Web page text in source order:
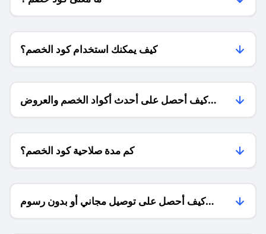
كيف يمكنك استخدام كود الخصم؟
كيف أحصل على أحدث أكواد الخصم والعروض
للمتاجر؟
كم مدة صلاحية كود الخصم؟
كيف أحصل على توصيل مجاني أو بدون رسوم
الشحن ؟